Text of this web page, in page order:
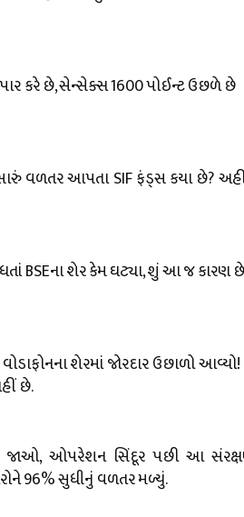
કરે છે, સેન્સેક્સ 1600 પોઈન્ટ ઉછળે છે
વળતર આપતા SIF ફંડ્સ કયા છે?
BSEના શેર કેમ ઘટ્યા, શું આ જ કારણ
શેરમાં જોરદાર ઉછાળો
છે.
જાઓ, ઓપરેશન સિંદૂર પછી આ
96% સુધીનું વળતર મળ્યું.